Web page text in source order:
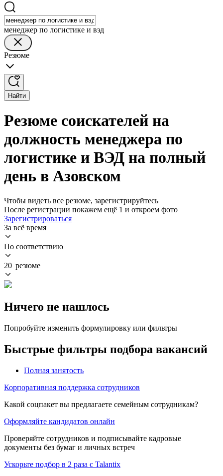
менеджер по логистике и вэд
Резюме
Найти
Резюме соискателей на
должность менеджера по
логистике и ВЭД на полный
день в Азовском
Чтобы видеть все резюме, зарегистрируйтесь
После регистрации покажем ещё 1 и откроем фото
Зарегистрироваться
За всё время
По соответствию
20 резюме
Ничего не нашлось
Попробуйте изменить формулировку или фильтры
Быстрые фильтры подбора вакансий
Полная занятость
Корпоративная поддержка сотрудников
Какой соцпакет вы предлагаете семейным сотрудникам?
Оформляйте кандидатов онлайн
Проверяйте сотрудников и подписывайте кадровые
документы без бумаг и личных встреч
Ускорьте подбор в 2 раза с Talantix